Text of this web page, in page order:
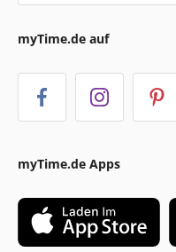
myTime.de auf
myTime.de Apps